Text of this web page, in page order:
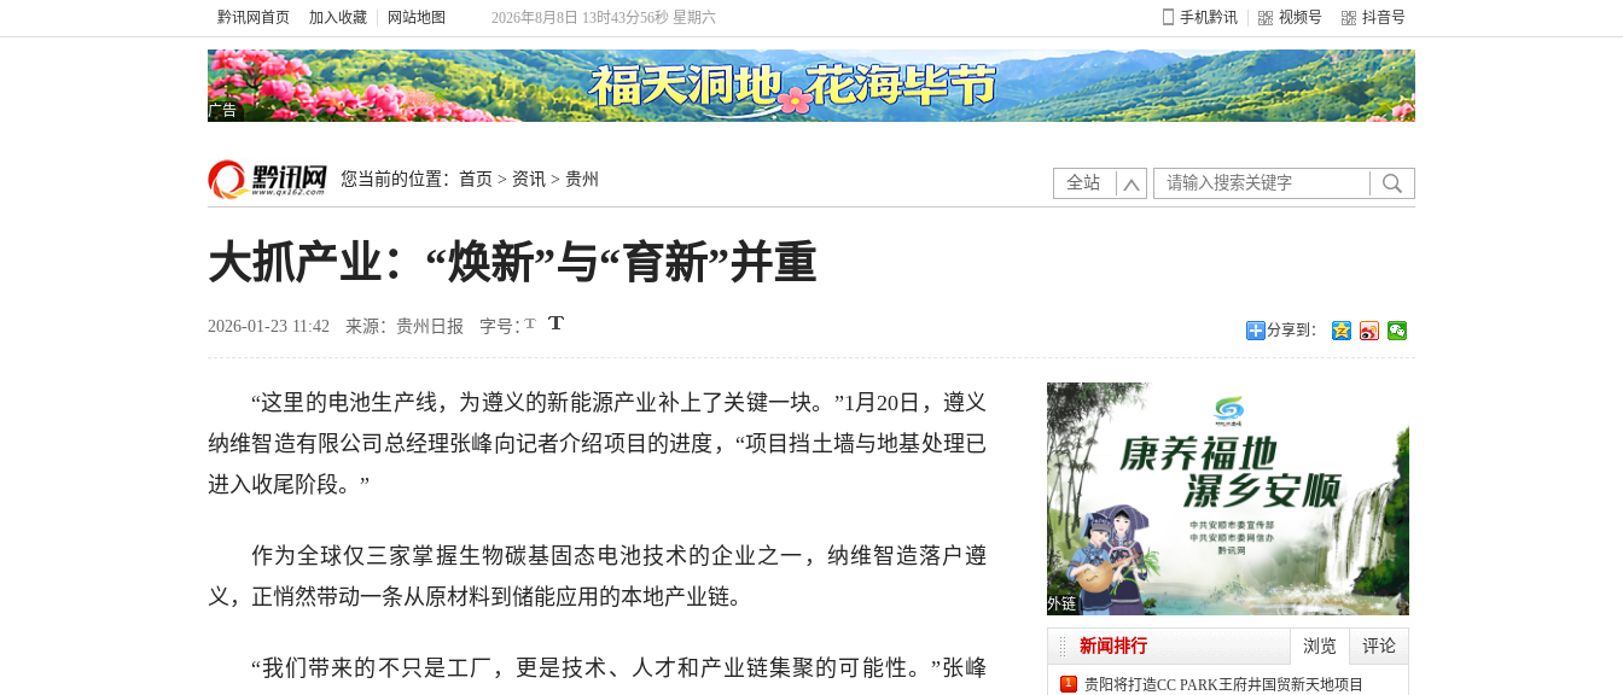
黔讯网首页 加入收藏 网站地图 2026年8月8日 13时43分57秒 星期六 手机黔讯 视频号 抖音号
广告
您当前的位置： 首页 > 资讯 > 贵州 全站
大抓产业：“焕新”与“育新”并重
2026-01-23 11:42 来源：贵州日报 字号： 分享到：
“这里的电池生产线，为遵义的新能源产业补上了关键一块。”1月20日，遵义
纳维智造有限公司总经理张峰向记者介绍项目的进度，“项目挡土墙与地基处理已
进入收尾阶段。”
作为全球仅三家掌握生物碳基固态电池技术的企业之一，纳维智造落户遵
义，正悄然带动一条从原材料到储能应用的本地产业链。
“我们带来的不只是工厂，更是技术、人才和产业链集聚的可能性。”张峰
外链
浏览 评论
新闻排行
1 贵阳将打造CC PARK王府井国贸新天地项目